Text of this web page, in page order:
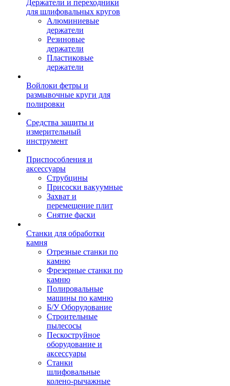
Держатели и переходники
для шлифовальных кругов
Алюминиевые
держатели
Резиновые
держатели
Пластиковые
держатели
Войлоки фетры и
размывочные круги для
полировки
Средства защиты и
измерительный
инструмент
Приспособления и
аксессуары
Струбцины
Присоски вакуумные
Захват и
перемещение плит
Снятие фаски
Станки для обработки
камня
Отрезные станки по
камню
Фрезерные станки по
камню
Полировальные
машины по камню
Б/У Оборудование
Строительные
пылесосы
Пескоструйное
оборудование и
аксессуары
Станки
шлифовальные
колено-рычажные